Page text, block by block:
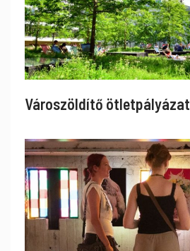
Városzöldítő ötletpályázat